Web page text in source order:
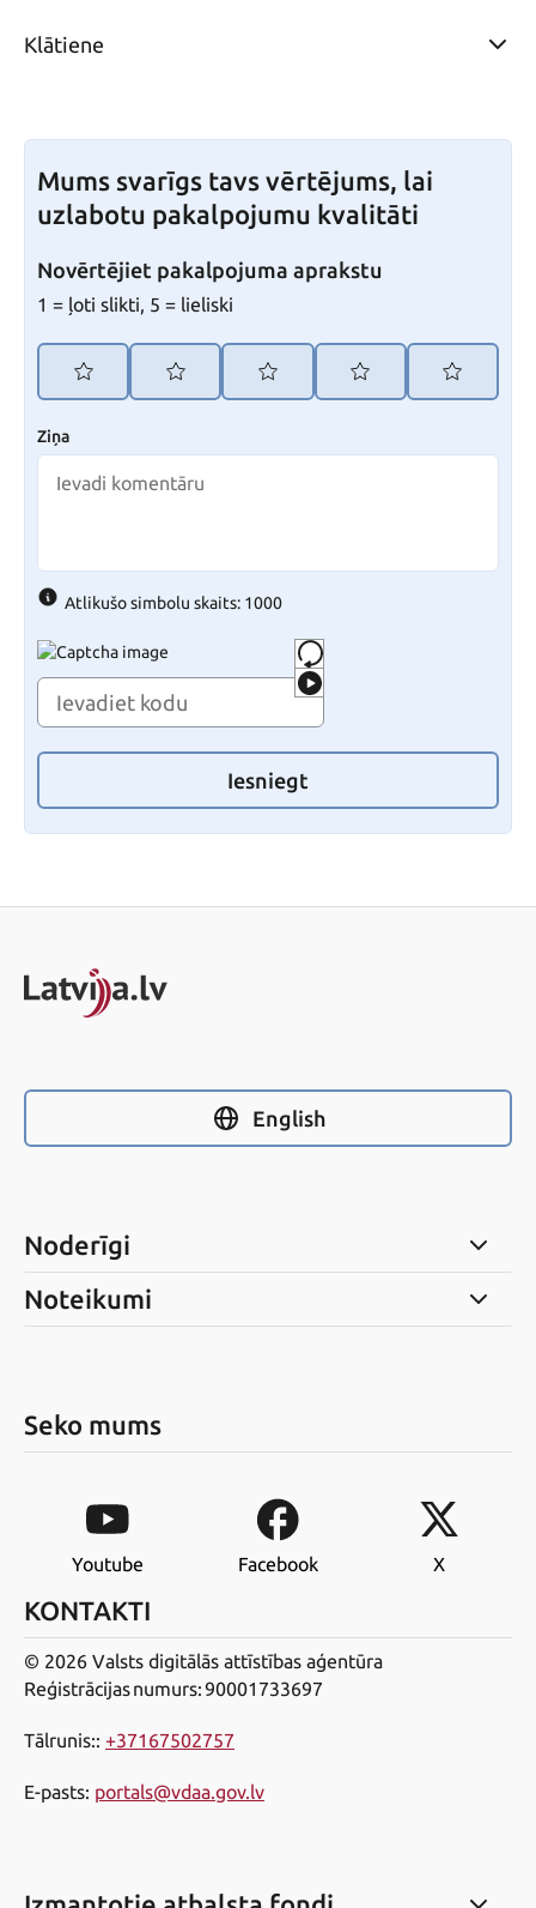
Klātiene
Mums svarīgs tavs vērtējums, lai
uzlabotu pakalpojumu kvalitāti
Novērtējiet pakalpojuma aprakstu
1 = ļoti slikti, 5 = lieliski
Ziņa
Atlikušo simbolu skaits: 1000
Iesniegt
English
Noderīgi
Noteikumi
Seko mums
Youtube Facebook X
KONTAKTI
© 2026 Valsts digitālās attīstības aģentūra
Reģistrācijas numurs: 90001733697
Tālrunis:: +37167502757
E-pasts: portals@vdaa.gov.lv